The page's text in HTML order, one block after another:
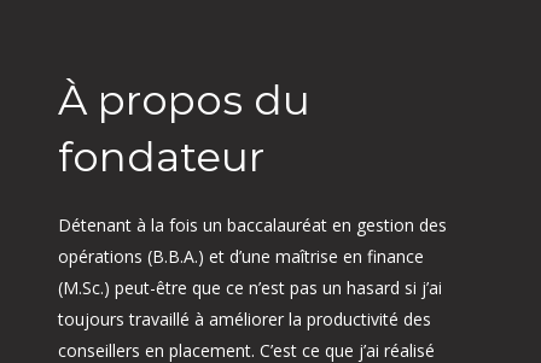
À propos du
fondateur
Détenant à la fois un baccalauréat en gestion des
opérations (B.B.A.) et d’une maîtrise en finance
(M.Sc.) peut-être que ce n’est pas un hasard si j’ai
toujours travaillé à améliorer la productivité des
conseillers en placement. C’est ce que j’ai réalisé